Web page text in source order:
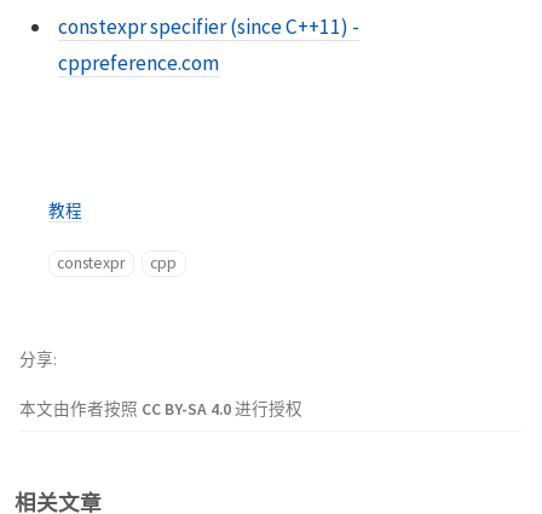
constexpr specifier (since C++11) -
cppreference.com
教程
constexpr cpp
本文由作者按照 CC BY-SA 4.0进行授权
分享
相关文章